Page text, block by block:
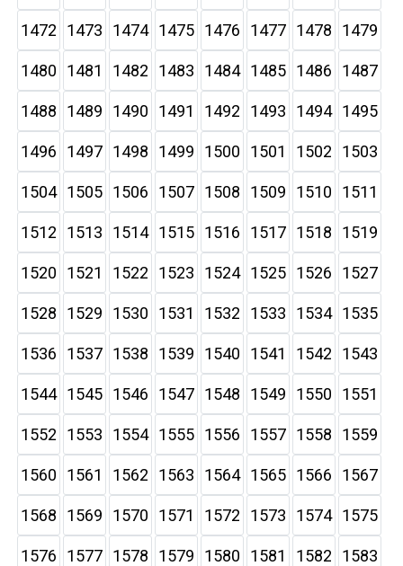
1472 1473 1474 1475 1476 1477 1478 1479
1480 1481 1482 1483 1484 1485 1486 1487
1488 1489 1490 1491 1492 1493 1494 1495
1496 1497 1498 1499 1500 1501 1502 1503
1504 1505 1506 1507 1508 1509 1510 1511
1512 1513 1514 1515 1516 1517 1518 1519
1520 1521 1522 1523 1524 1525 1526 1527
1528 1529 1530 1531 1532 1533 1534 1535
1536 1537 1538 1539 1540 1541 1542 1543
1544 1545 1546 1547 1548 1549 1550 1551
1552 1553 1554 1555 1556 1557 1558 1559
1560 1561 1562 1563 1564 1565 1566 1567
1568 1569 1570 1571 1572 1573 1574 1575
1576 1577 1578 1579 1580 1581 1582 1583